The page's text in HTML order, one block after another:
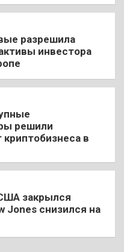
разрешила
инвестора
решили
криптобизнеса в
закрылся
Jones снизился на